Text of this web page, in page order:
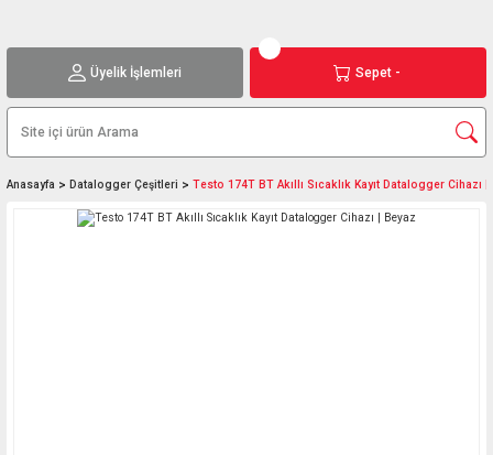
Üyelik İşlemleri Sepet -
Anasayfa Datalogger Çeşitleri Testo 174T BT Akıllı Sıcaklık Kayıt Datalogger Cihazı |